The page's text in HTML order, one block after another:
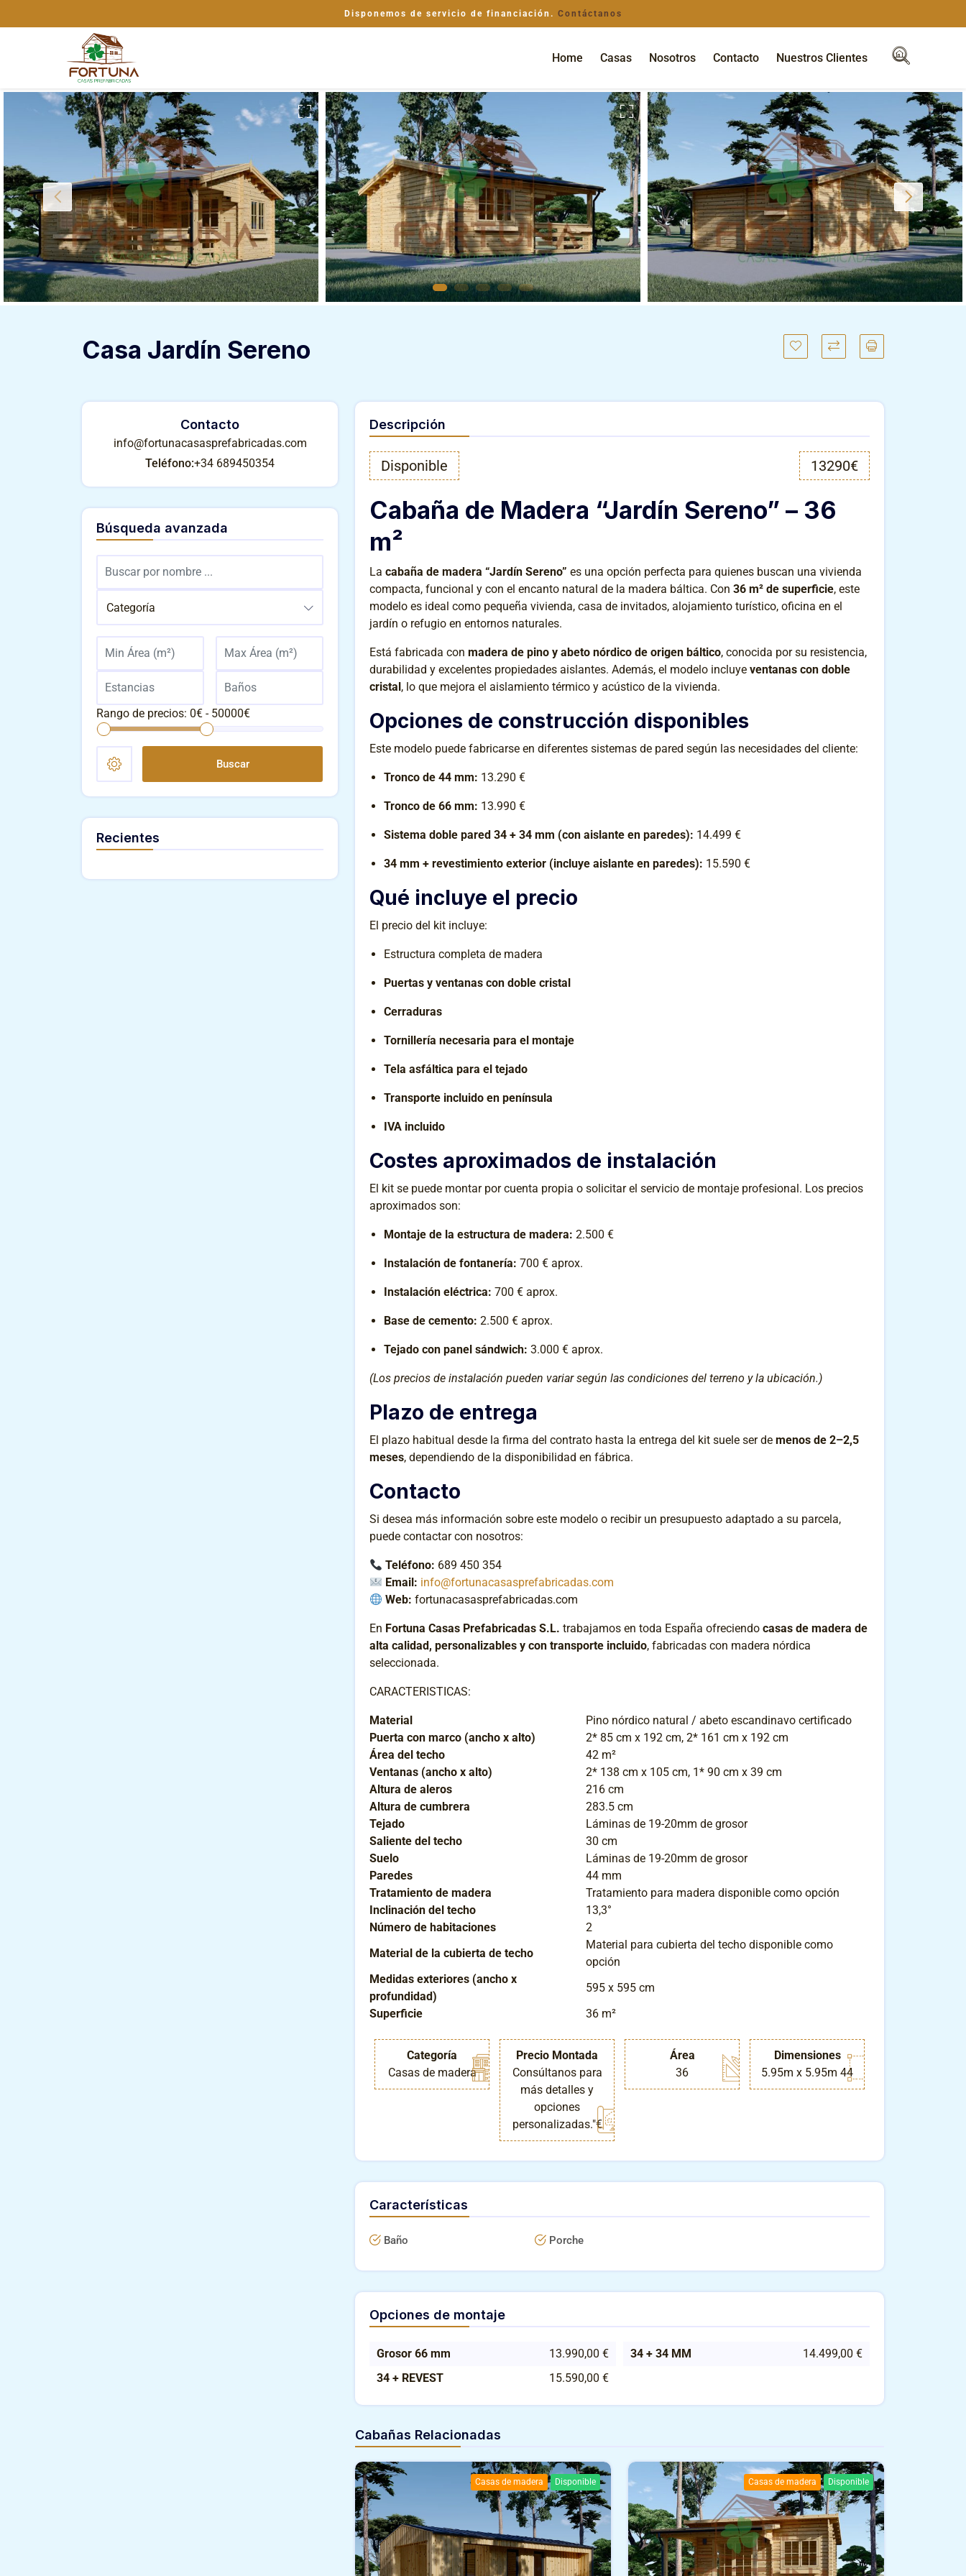
Disponemos de servicio de financiación. Contáctanos
Home Casas Nosotros Contacto Nuestros Clientes
Casa Jardín Sereno
Descripción
Disponible 13290€
Cabaña de Madera “Jardín Sereno” – 36
m²
La cabaña de madera “Jardín Sereno” es una opción perfecta para quienes buscan una vivienda
compacta, funcional y con el encanto natural de la madera báltica. Con 36 m² de superficie, este
modelo es ideal como pequeña vivienda, casa de invitados, alojamiento turístico, oficina en el
jardín o refugio en entornos naturales.
Está fabricada con madera de pino y abeto nórdico de origen báltico, conocida por su resistencia,
durabilidad y excelentes propiedades aislantes. Además, el modelo incluye ventanas con doble
cristal , lo que mejora el aislamiento térmico y acústico de la vivienda.
Opciones de construcción disponibles
Este modelo puede fabricarse en diferentes sistemas de pared según las necesidades del cliente:
Tronco de 44 mm: 13.290 €
Tronco de 66 mm: 13.990 €
Sistema doble pared 34 + 34 mm (con aislante en paredes): 14.499 €
34 mm + revestimiento exterior (incluye aislante en paredes): 15.590 €
Qué incluye el precio
El precio del kit incluye:
Estructura completa de madera
Puertas y ventanas con doble cristal
Cerraduras
Tornillería necesaria para el montaje
Tela asfáltica para el tejado
Transporte incluido en península
IVA incluido
Costes aproximados de instalación
El kit se puede montar por cuenta propia o solicitar el servicio de montaje profesional. Los precios
aproximados son:
Montaje de la estructura de madera: 2.500 €
Instalación de fontanería: 700 € aprox.
Instalación eléctrica: 700 € aprox.
Base de cemento: 2.500 € aprox.
Tejado con panel sándwich: 3.000 € aprox.
(Los precios de instalación pueden variar según las condiciones del terreno y la ubicación.)
Plazo de entrega
El plazo habitual desde la firma del contrato hasta la entrega del kit suele ser de menos de 2–2,5
meses, dependiendo de la disponibilidad en fábrica.
Contacto
Si desea más información sobre este modelo o recibir un presupuesto adaptado a su parcela,
puede contactar con nosotros:
Teléfono: 689 450 354
Email: info@fortunacasasprefabricadas.com
Web: fortunacasasprefabricadas.com
En Fortuna Casas Prefabricadas S.L. trabajamos en toda España ofreciendo casas de madera de
alta calidad, personalizables y con transporte incluido, fabricadas con madera nórdica
seleccionada.
CARACTERISTICAS:
Material
Pino nórdico natural / abeto escandinavo certificado
Puerta con marco (ancho x alto)
2* 85 cm x 192 cm, 2* 161 cm x 192 cm
Área del techo
42 m²
Ventanas (ancho x alto)
2* 138 cm x 105 cm, 1* 90 cm x 39 cm
Altura de aleros
216 cm
Altura de cumbrera
283.5 cm
Tejado
Láminas de 19-20mm de grosor
Saliente del techo
30 cm
Suelo
Láminas de 19-20mm de grosor
Paredes
44 mm
Tratamiento de madera
Tratamiento para madera disponible como opción
Inclinación del techo
13,3°
Número de habitaciones
2
Material de la cubierta de techo
Material para cubierta del techo disponible como
opción
Medidas exteriores (ancho x
profundidad)
595 x 595 cm
Superficie
36 m²
Categoría
Casas de madera
Precio Montada
Consúltanos para
más detalles y
opciones
personalizadas."€
Área
36
Dimensiones
5.95m x 5.95m 44
Características
Baño Porche
Opciones de montaje
Grosor 66 mm 13.990,00 € 34 + 34 MM
14.499,00 €
34 + REVEST
15.590,00 €
Cabañas Relacionadas
Casas de madera Disponible Casas de madera Disponible
Contacto
info@fortunacasasprefabricadas.com
Teléfono:+34 689450354
Búsqueda avanzada
Categoría
Rango de precios: 0€ - 50000€
Buscar
Recientes